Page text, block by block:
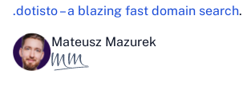
.dotisto – a blazing fast domain search.
Mateusz Mazurek